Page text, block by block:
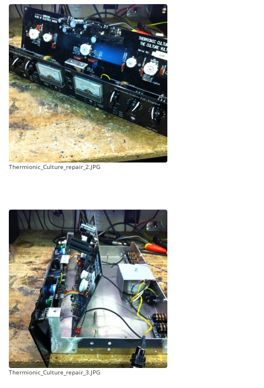
Thermionic_Culture_repair_2.JPG
Thermionic_Culture_repair_3.JPG